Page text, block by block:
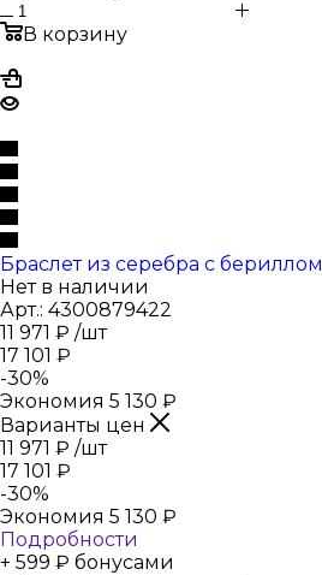
В корзину
Браслет из серебра с бериллом
Нет в наличии
Арт.: 4300879422
11 971 ₽ /шт
17 101 ₽
-30%
Экономия 5 130 ₽
Варианты цен
11 971 ₽ /шт
17 101 ₽
-30%
Экономия 5 130 ₽
Подробности
+ 599 ₽ бонусами